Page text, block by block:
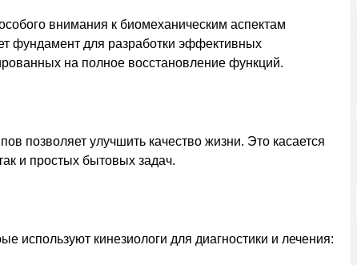
внимания к биомеханическим аспектам
фундамент для разработки эффективных
на полное восстановление функций.
позволяет улучшить качество жизни. Это касается
и простых бытовых задач.
используют кинезиологи для диагностики и лечения: